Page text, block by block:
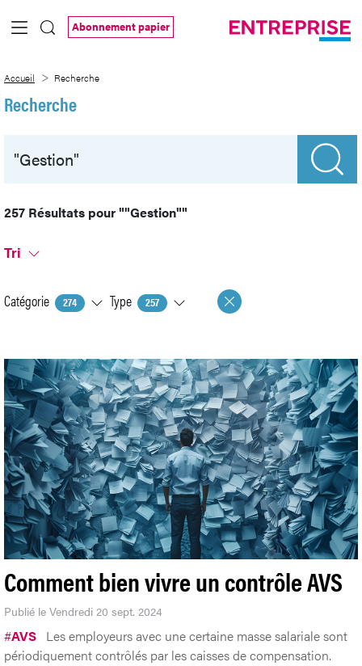
Saut au contenu principal
Abonnement papier
Accueil Recherche
Recherche
257 Résultats pour""Gestion""
Tri
Catégorie 274 Type 257
Comment bien vivre un contrôle AVS
Publié le Vendredi 20 sept. 2024
#AVS Les employeurs avec une certaine masse salariale sont
périodiquement contrôlés par les caisses de compensation.